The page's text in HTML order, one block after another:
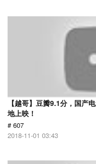
【越哥】豆瓣9.1分，国产
地上映！
# 607
2018-11-01 03:43